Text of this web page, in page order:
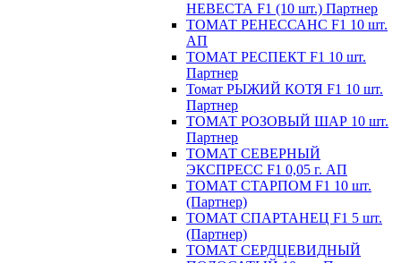
НЕВЕСТА F1 (10 шт.) Партнер
ТОМАТ РЕНЕССАНС F1 10 шт.
АП
ТОМАТ РЕСПЕКТ F1 10 шт.
Партнер
Томат РЫЖИЙ КОТЯ F1 10 шт.
Партнер
ТОМАТ РОЗОВЫЙ ШАР 10 шт.
Партнер
ТОМАТ СЕВЕРНЫЙ
ЭКСПРЕСС F1 0,05 г. АП
ТОМАТ СТАРПОМ F1 10 шт.
(Партнер)
ТОМАТ СПАРТАНЕЦ F1 5 шт.
(Партнер)
ТОМАТ СЕРДЦЕВИДНЫЙ